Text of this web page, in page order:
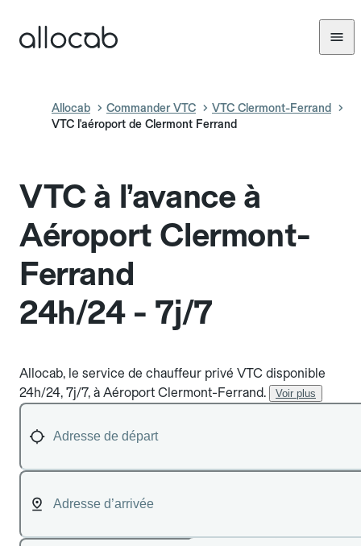
Allocab Commander VTC
VTC Clermont-Ferrand
VTC l'aéroport de Clermont Ferrand
VTC à l’avance à
Aéroport Clermont-
Ferrand
24h/24 - 7j/7
Allocab, le service de chauffeur privé VTC disponible
24h/24, 7j/7, à Aéroport Clermont-Ferrand.
Voir plus